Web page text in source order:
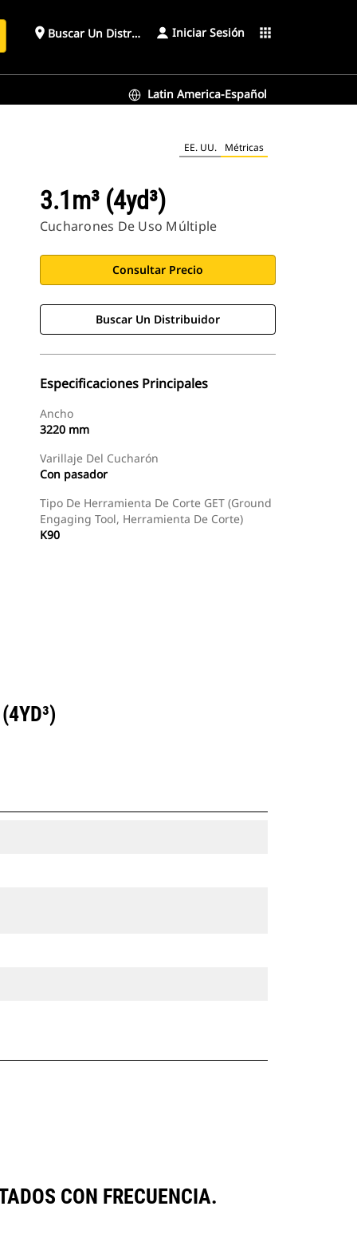
place Buscar Un Distribuidor Iniciar Sesión apps
Latin America-Español
EE. UU. Métricas
3.1m³ (4yd³)
Cucharones De Uso Múltiple
Consultar Precio
Buscar Un Distribuidor
Especificaciones Principales
Ancho
3220 mm
Varillaje Del Cucharón
Con pasador
Tipo De Herramienta De Corte GET (Ground
Engaging Tool, Herramienta De Corte)
K90
CON FRECUENCIA.